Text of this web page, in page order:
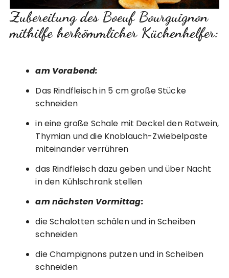
Zubereitung des Boeuf Bourguignon
mithilfe herkömmlicher Küchenhelfer:
am Vorabend:
Das Rindfleisch in 5 cm große Stücke
schneiden
in eine große Schale mit Deckel den Rotwein,
Thymian und die Knoblauch-Zwiebelpaste
miteinander verrühren
das Rindfleisch dazu geben und über Nacht
in den Kühlschrank stellen
am nächsten Vormittag:
die Schalotten schälen und in Scheiben
schneiden
die Champignons putzen und in Scheiben
schneiden